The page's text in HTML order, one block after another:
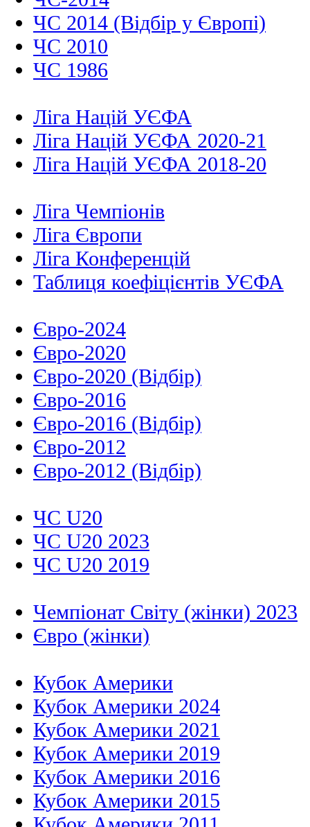
ЧС 2014 (Відбір у Європі)
ЧС 2010
ЧС 1986
Ліга Націй УЄФА
Ліга Націй УЄФА 2020-21
Ліга Націй УЄФА 2018-20
Ліга Чемпіонів
Ліга Європи
Ліга Конференцій
Таблиця коефіцієнтів УЄФА
Євро-2024
Євро-2020
Євро-2020 (Відбір)
Євро-2016
Євро-2016 (Відбір)
Євро-2012
Євро-2012 (Відбір)
ЧС U20
ЧС U20 2023
ЧС U20 2019
Чемпіонат Світу (жінки) 2023
Євро (жінки)
Кубок Америки
Кубок Америки 2024
Кубок Америки 2021
Кубок Америки 2019
Кубок Америки 2016
Кубок Америки 2015